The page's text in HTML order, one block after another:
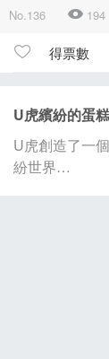
No.136 194
得票數
U虎繽紛的蛋
U虎創造了一
紛世界…